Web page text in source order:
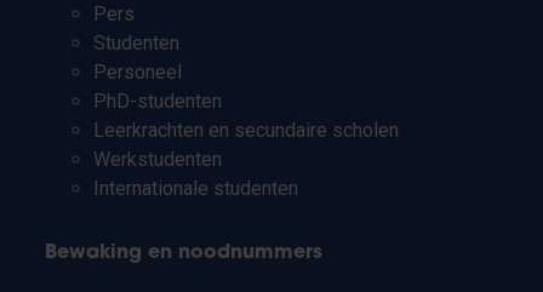
Pers
Studenten
Personeel
PhD-studenten
Leerkrachten en secundaire scholen
Werkstudenten
Internationale studenten
Bewaking en noodnummers